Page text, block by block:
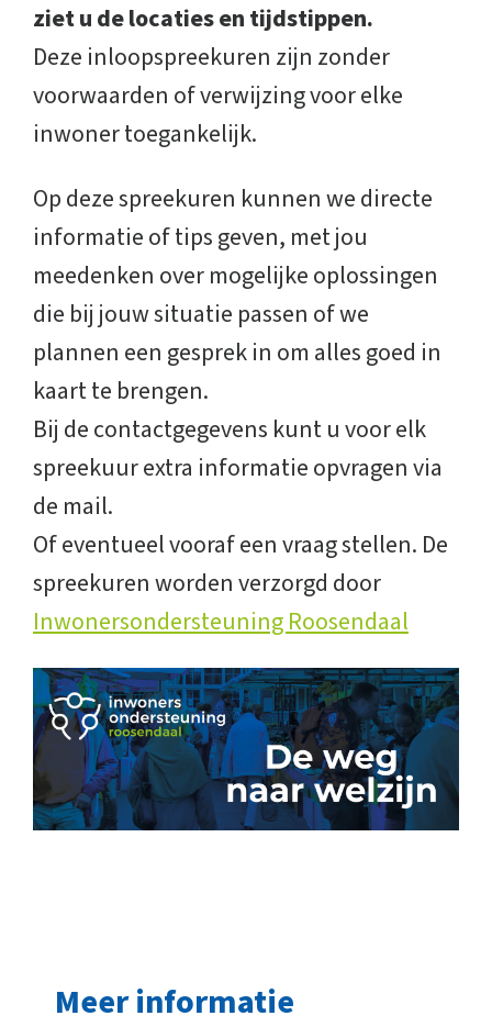
ziet u de locaties en tijdstippen.
Deze inloopspreekuren zijn zonder
voorwaarden of verwijzing voor elke
inwoner toegankelijk.
Op deze spreekuren kunnen we directe
informatie of tips geven, met jou
meedenken over mogelijke oplossingen
die bij jouw situatie passen of we
plannen een gesprek in om alles goed in
kaart te brengen.
Bij de contactgegevens kunt u voor elk
spreekuur extra informatie opvragen via
de mail.
Of eventueel vooraf een vraag stellen. De
spreekuren worden verzorgd door
Inwonersondersteuning Roosendaal
Meer informatie